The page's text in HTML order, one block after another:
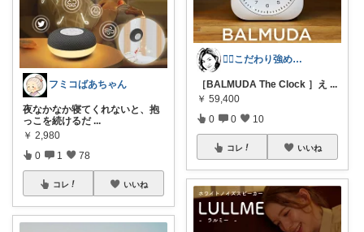
フミコばあちゃん
夜なかなか寝てくれないと、抱
っこを続けるだ ...
￥ 2,980
0 1 78
コレ いいね
💁‍♀️こだわり強めのアラフォーOL
［BALMUDA The Clock ］え ...
￥ 59,400
0 0 10
コレ いいね